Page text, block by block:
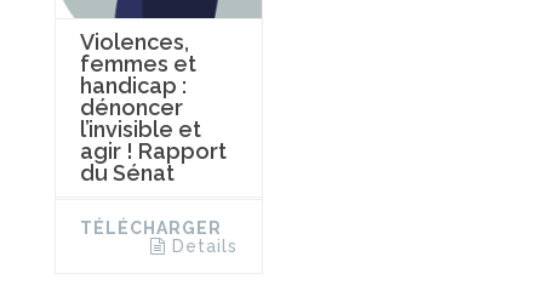
Violences,
femmes et
handicap :
dénoncer
l’invisible et
agir ! Rapport
du Sénat
TÉLÉCHARGER
Details